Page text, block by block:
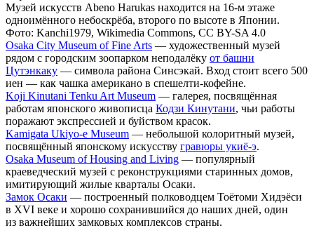
Музей искусств Abeno Harukas находится на 16-м этаже
одноимённого небоскрёба, второго по высоте в Японии.
Фото: Kanchi1979, Wikimedia Commons, CC BY-SA 4.0
Osaka City Museum of Fine Arts — художественный музей
рядом с городским зоопарком неподалёку от башни
Цутэнкаку — символа района Синсэкай. Вход стоит всего 500
иен — как чашка американо в спешелти-кофейне.
Koji Kinutani Tenku Art Museum — галерея, посвящённая
работам японского живописца Кодзи Кинутани, чьи работы
поражают экспрессией и буйством красок.
Kamigata Ukiyo-e Museum — небольшой колоритный музей,
посвящённый японскому искусству гравюры укиё-э.
Osaka Museum of Housing and Living — популярный
краеведческий музей с реконструкциями старинных домов,
имитирующий жилые кварталы Осаки.
Замок Осаки — построенный полководцем Тоётоми Хидэёси
в XVI веке и хорошо сохранившийся до наших дней, один
из важнейших замковых комплексов страны.